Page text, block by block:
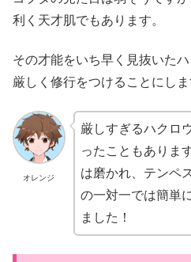
利く天才肌でもあります。
その才能をいち早く見抜いた
厳しく修行をつけることにしま
オレンジ
厳しすぎるハクロ
ったこともありま
は磨かれ、テンペ
の一対一では簡単
ました！